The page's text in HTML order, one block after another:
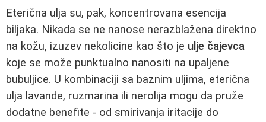
Eterična ulja su, pak, koncentrovana esencija
biljaka. Nikada se ne nanose nerazblažena direktno
na kožu, izuzev nekolicine kao što je ulje čajevca
koje se može punktualno nanositi na upaljene
bubuljice. U kombinaciji sa baznim uljima, eterična
ulja lavande, ruzmarina ili nerolija mogu da pruže
dodatne benefite - od smirivanja iritacije do